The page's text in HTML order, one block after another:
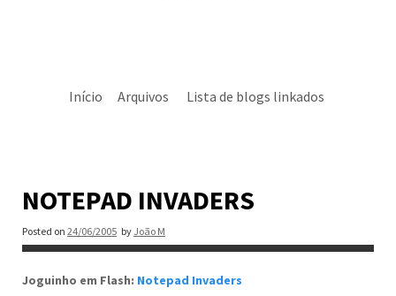
Início Arquivos Lista de blogs linkados
NOTEPAD INVADERS
Posted on 24/06/2005 by João M
Joguinho em Flash: Notepad Invaders